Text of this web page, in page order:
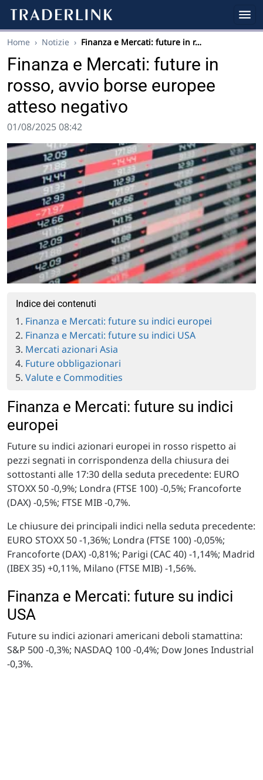
Home › Notizie › Finanza e Mercati: future in r…
Finanza e Mercati: future in
rosso, avvio borse europee
atteso negativo
01/08/2025 08:42
Indice dei contenuti
Finanza e Mercati: future su indici europei
Finanza e Mercati: future su indici USA
Mercati azionari Asia
Future obbligazionari
Valute e Commodities
Finanza e Mercati: future su indici
europei
Future su indici azionari europei in rosso rispetto ai
pezzi segnati in corrispondenza della chiusura dei
sottostanti alle 17:30 della seduta precedente: EURO
STOXX 50 -0,9%; Londra (FTSE 100) -0,5%; Francoforte
(DAX) -0,5%; FTSE MIB -0,7%.
Le chiusure dei principali indici nella seduta precedente:
EURO STOXX 50 -1,36%; Londra (FTSE 100) -0,05%;
Francoforte (DAX) -0,81%; Parigi (CAC 40) -1,14%; Madrid
(IBEX 35) +0,11%, Milano (FTSE MIB) -1,56%.
Finanza e Mercati: future su indici
USA
Future su indici azionari americani deboli stamattina:
S&P 500 -0,3%; NASDAQ 100 -0,4%; Dow Jones Industrial
-0,3%.